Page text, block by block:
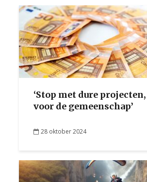
‘Stop met dure
voor de gemeenschap’
28 oktober 2024